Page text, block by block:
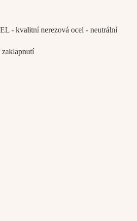
- kvalitní nerezová ocel - neutrální
zaklapnutí